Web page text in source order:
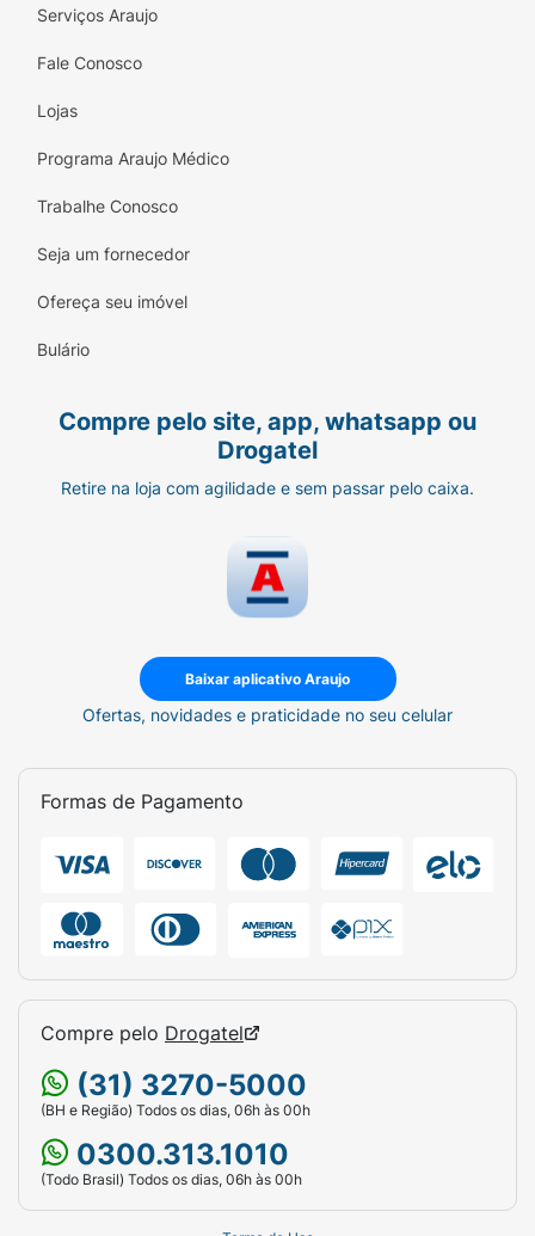
Serviços Araujo
Fale Conosco
Lojas
Programa Araujo Médico
Trabalhe Conosco
Seja um fornecedor
Ofereça seu imóvel
Bulário
Compre pelo site, app, whatsapp ou
Drogatel
Retire na loja com agilidade e sem passar pelo caixa.
Baixar aplicativo Araujo
Ofertas, novidades e praticidade no seu celular
Formas de Pagamento
Compre pelo Drogatel
(31) 3270-5000
(BH e Região) Todos os dias, 06h às 00h
0300.313.1010
(Todo Brasil) Todos os dias, 06h às 00h